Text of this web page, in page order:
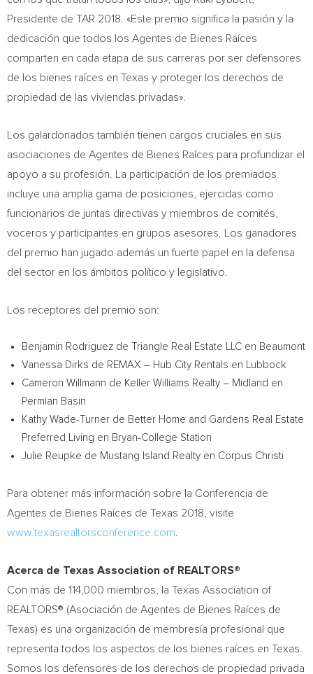
Presidente de TAR 2018. «Este premio significa la pasión y la
dedicación que todos los Agentes de Bienes Raíces
comparten en cada etapa de sus carreras por ser defensores
de los bienes raíces en Texas y proteger los derechos de
propiedad de las viviendas privadas».
Los galardonados también tienen cargos cruciales en sus
asociaciones de Agentes de Bienes Raíces para profundizar el
apoyo a su profesión. La participación de los premiados
incluye una amplia gama de posiciones, ejercidas como
funcionarios de juntas directivas y miembros de comités,
voceros y participantes en grupos asesores. Los ganadores
del premio han jugado además un fuerte papel en la defensa
del sector en los ámbitos político y legislativo.
Los receptores del premio son:
Benjamin Rodriguez de Triangle Real Estate LLC en Beaumont
Vanessa Dirks de REMAX – Hub City Rentals en Lubbock
Cameron Willmann de Keller Williams Realty – Midland en
Permian Basin
Kathy Wade-Turner de Better Home and Gardens Real Estate
Preferred Living en Bryan-College Station
Julie Reupke de Mustang Island Realty en Corpus Christi
Para obtener más información sobre la Conferencia de
Agentes de Bienes Raíces de Texas 2018, visite
www.texasrealtorsconference.com
Acerca de Texas Association of REALTORS®
Con más de 114,000 miembros, la Texas Association of
REALTORS® (Asociación de Agentes de Bienes Raíces de
Texas) es una organización de membresía profesional que
representa todos los aspectos de los bienes raíces en Texas
Somos los defensores de los derechos de propiedad privada